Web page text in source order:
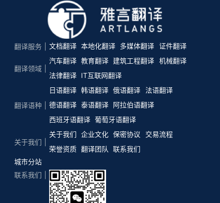
翻译服务 文档翻译 本地化翻译 多媒体翻译 证件翻译
翻译领域
汽车翻译 教育翻译 建筑工程翻译 机械翻译
法律翻译
IT互联网翻译
翻译语种
日语翻译 韩语翻译 俄语翻译
法语翻译
德语翻译 泰语翻译 阿拉伯语翻译
西班牙语翻译 葡萄牙语翻译
关于我们
关于我们 企业文化 保密协议
交易流程
荣誉资质 翻译团队
联系我们
城市分站
联系我们